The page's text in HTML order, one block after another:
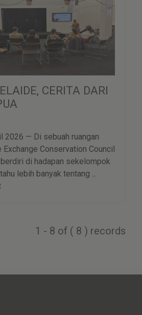
CERITA DARI
2026 — Di sebuah ruangan
Exchange Conservation Council
berdiri di hadapan sekelompok
lebih banyak tentang ...
1 - 8 of ( 8 ) records